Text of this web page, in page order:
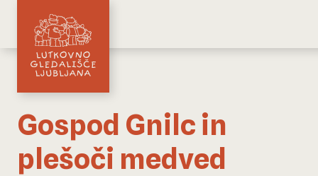
Gospod Gnilc in
plešoči medved